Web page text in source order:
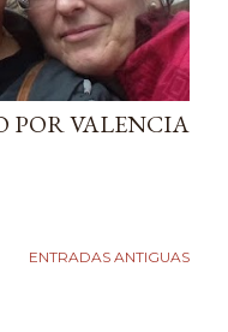
POR VALENCIA
ENTRADAS ANTIGUAS